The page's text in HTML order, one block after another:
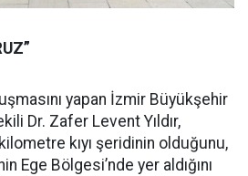
yapan İzmir Büyükşehir
Dr. Zafer Levent Yıldır,
kıyı şeridinin olduğunu,
Ege Bölgesi’nde yer aldığını